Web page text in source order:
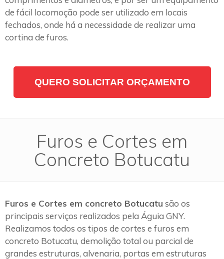
de fácil locomoção pode ser utilizado em locais
fechados, onde há a necessidade de realizar uma
cortina de furos.
QUERO SOLICITAR ORÇAMENTO
Furos e Cortes em
Concreto Botucatu
Furos e Cortes em concreto Botucatu são os
principais serviços realizados pela Águia GNY.
Realizamos todos os tipos de cortes e furos em
concreto Botucatu, demolição total ou parcial de
grandes estruturas, alvenaria, portas em estruturas